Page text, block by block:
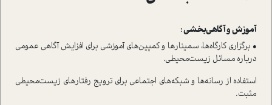
آموزش و آگاهی‌بخشی :
• برگزاری کارگاه‌ها، سمینارها و کمپین‌های آموزشی برای افزایش آگاهی عمومی
درباره مسائل زیست‌محیطی.
ا‌ستفاده از رسانه‌ها و شبکه‌های اجتماعی برای ترویج رفتار‌های زیست‌محیطی
مثبت.